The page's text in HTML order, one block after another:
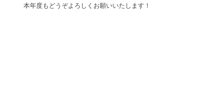
本年度もどうぞよろしくお願いいたします！